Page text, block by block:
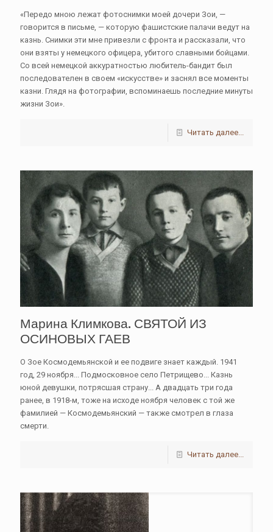
«Передо мною лежат фотоснимки моей дочери Зои, —
говорится в письме, — которую фашистские палачи ведут на
казнь. Снимки эти мне привезли с фронта и рассказали, что
они взяты у немецкого офицера, убитого славными бойцами.
Со всей немецкой аккуратностью любитель-бандит был
последователен в своем «искусстве» и заснял все моменты
казни. Глядя на фотографии, вспоминаешь последние минуты
жизни Зои».
Читать далее...
Марина Климкова. СВЯТОЙ ИЗ
ОСИНОВЫХ ГАЕВ
О Зое Космодемьянской и ее подвиге знает каждый. 1941
год, 29 ноября... Подмосковное село Петрищево... Казнь
юной девушки, потрясшая страну... А двадцать три года
ранее, в 1918-м, тоже на исходе ноября человек с той же
фамилией — Космодемьянский — также смотрел в глаза
смерти.
Читать далее...